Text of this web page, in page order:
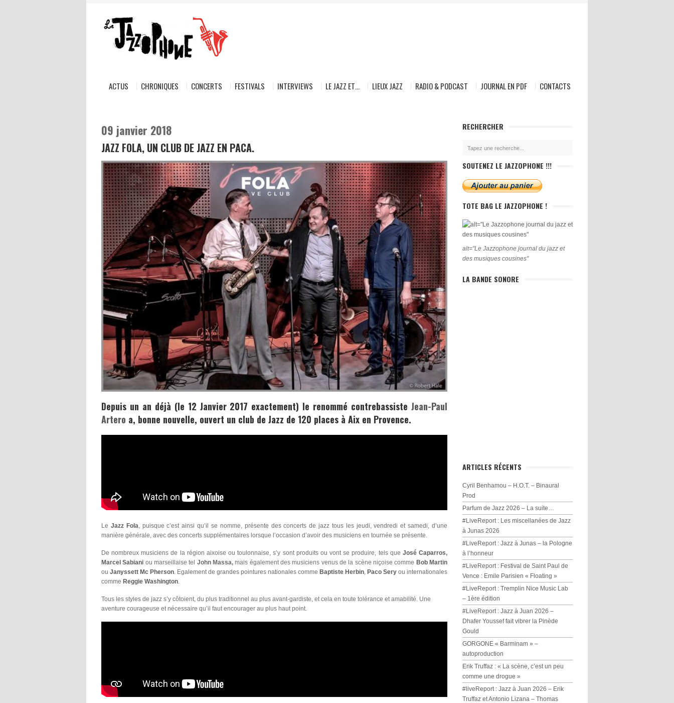
ACTUS CHRONIQUES CONCERTS FESTIVALS INTERVIEWS LE JAZZ ET… LIEUX JAZZ RADIO & PODCAST JOURNAL EN PDF CONTACTS
09 janvier 2018
JAZZ FOLA, UN CLUB DE JAZZ EN PACA.
Depuis un an déjà (le 12 Janvier 2017 exactement) le renommé contrebassiste Jean-Paul
Artero a, bonne nouvelle, ouvert un club de Jazz de 120 places à Aix en Provence.
Le Jazz Fola, puisque c’est ainsi qu’il se nomme, présente des concerts de jazz tous les jeudi, vendredi et samedi,d’une
manière générale, avec des concerts supplémentaires lorsque l’occasion d’avoir des musiciens en tournée se présente.
De nombreux musiciens de la région aixoise ou toulonnaise, s’y sont produits ou vont se produire, tels que José Caparros,
Marcel Sabiani ou marseillaise tel John Massa,mais également des musiciens venus de la scène niçoise comme Bob Martin
ou Janyssett Mc Pherson. Egalement de grandes pointures nationales comme Baptiste Herbin, Paco Sery ou internationales
comme Reggie Washington.
Tous les styles de jazz s’y côtoient, du plus traditionnel au plus avant-gardiste, et cela en toute tolérance et amabilité. Une
aventure courageuse et nécessaire qu’il faut encourager au plus haut point.
RECHERCHER
SOUTENEZ LE JAZZOPHONE !!!
TOTE BAG LE JAZZOPHONE !
alt="Le Jazzophone journal du jazz et
des musiques cousines"
LA BANDE SONORE
ARTICLES RÉCENTS
Cyril Benhamou – H.O.T. – Binaural
Prod
Parfum de Jazz 2026 – La suite…
#LiveReport : Les miscellanées de Jazz
à Junas 2026
#LiveReport : Jazz à Junas – la Pologne
à l’honneur
#LiveReport : Festival de Saint Paul de
Vence : Emile Parisien « Floating »
#LiveReport : Tremplin Nice Music Lab
– 1ère édition
#LiveReport : Jazz à Juan 2026 –
Dhafer Youssef fait vibrer la Pinède
Gould
GORGONE « Barminam » –
autoproduction
Erik Truffaz : « La scène, c’est un peu
comme une drogue »
#liveReport : Jazz à Juan 2026 – Erik
Truffaz et Antonio Lizana – Thomas